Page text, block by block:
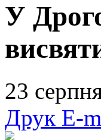
У
23
Друк E-